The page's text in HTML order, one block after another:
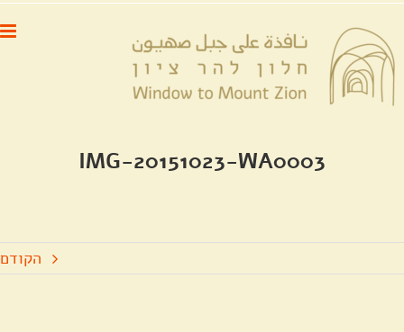
דלג
לתוכן
IMG-20151023-WA0003
הקודם